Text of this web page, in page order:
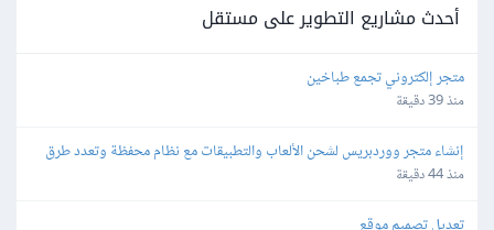
أحدث مشاريع التطوير على مستقل
متجر إلكتروني تجمع طباخين
منذ 39 دقيقة
الدفع
منذ 44 دقيقة